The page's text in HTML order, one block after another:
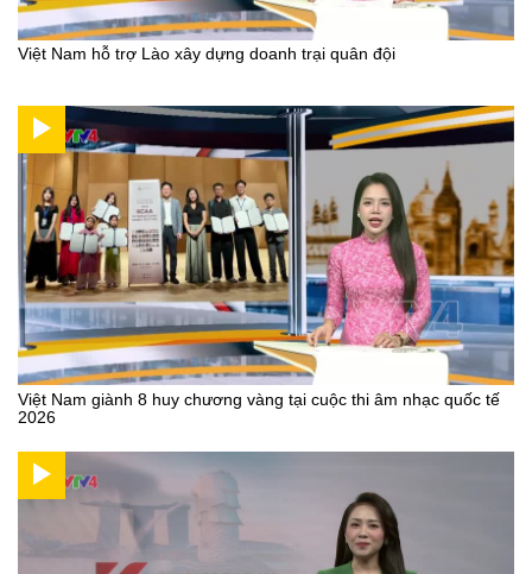
Việt Nam hỗ trợ Lào xây dựng doanh trại quân đội
Việt Nam giành 8 huy chương vàng tại cuộc thi âm nhạc quốc tế
2026